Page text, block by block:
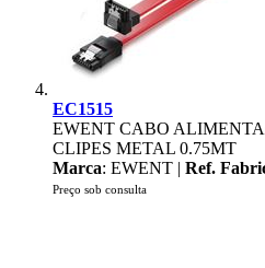
EC1515
EWENT CABO
CLIPES METAL 0.75MT
Marca: EWENT | Ref.
Preço sob consulta